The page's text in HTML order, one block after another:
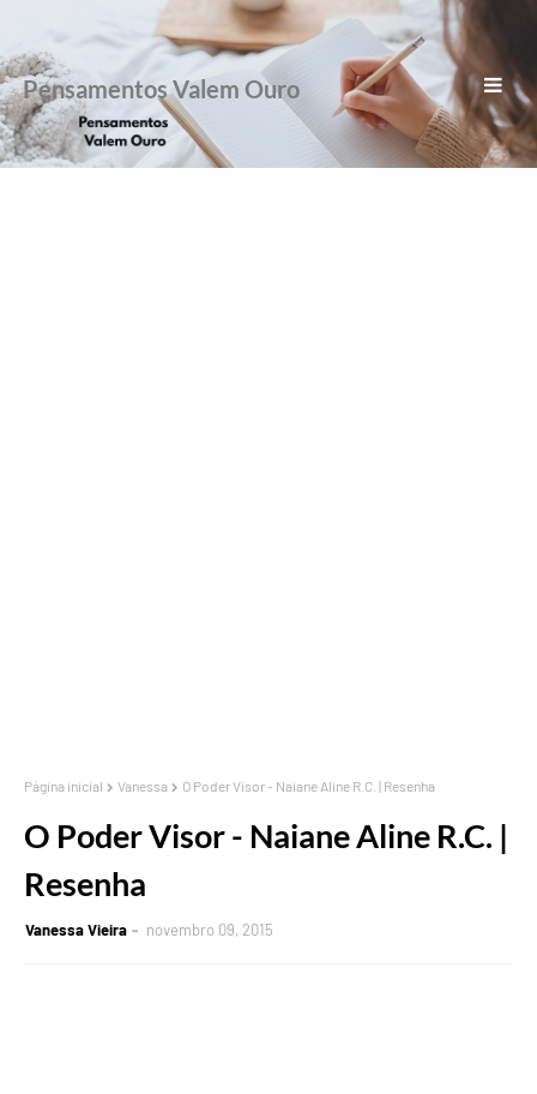
Pensamentos Valem Ouro
Página inicial Vanessa O Poder Visor - Naiane Aline R.C. | Resenha
O Poder Visor - Naiane Aline R.C. |
Resenha
Vanessa Vieira novembro 09, 2015